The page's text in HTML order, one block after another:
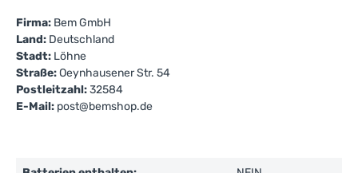
Firma: Bem GmbH
Land: Deutschland
Stadt: Löhne
Straße:Oeynhausener Str. 54
Postleitzahl:32584
E-Mail: post@bemshop.de